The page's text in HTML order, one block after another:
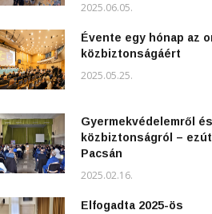
2025.06.05.
Évente egy hónap az
közbiztonságáért
2025.05.25.
Gyermekvédelemről és
közbiztonságról –
Pacsán
2025.02.16.
Elfogadta 2025-ös